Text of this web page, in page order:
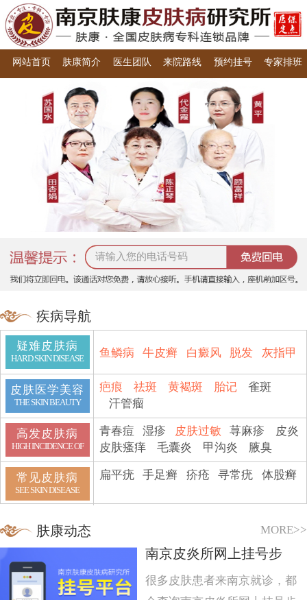
网站首页 肤康简介 医生团队 来院路线 预约挂号 专家排班
疾病导航
疑难皮肤病
HARD SKIN DISEASE 鱼鳞病 牛皮癣 白癜风 脱发 灰指甲
皮肤医学美容
THE SKIN BEAUTY
疤痕 祛斑 黄褐斑 胎记
雀斑
汗管瘤
高发皮肤病
HIGH INCIDENCE OF
青春痘 湿疹 皮肤过敏 荨麻疹
皮炎
皮肤瘙痒
毛囊炎 甲沟炎 腋臭
常见皮肤病
SEE SKIN DISEASE
扁平疣 手足癣 疥疮 寻常疣 体股癣
肤康动态 MORE>>
南京皮炎所网上挂号步
很多皮肤患者来南京就诊，都